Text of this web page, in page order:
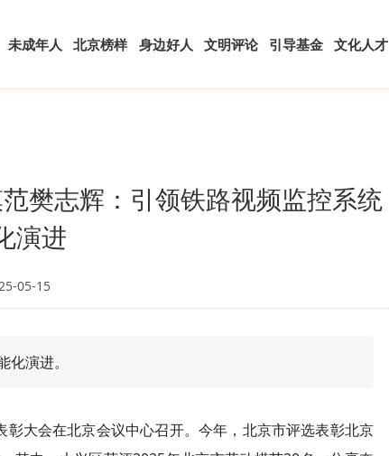
未成年人 北京榜样 身边好人 文明评论 引导基金 文化人才
樊志辉：引领铁路视频监控系统
演进
05-15
演进。
大会在北京会议中心召开。今年，北京市评选表彰北京